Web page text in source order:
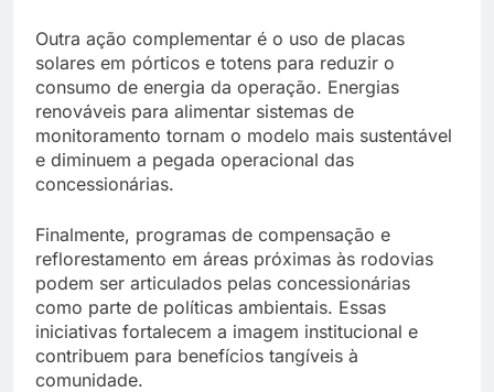
Outra ação complementar é o uso de placas
solares em pórticos e totens para reduzir o
consumo de energia da operação. Energias
renováveis para alimentar sistemas de
monitoramento tornam o modelo mais sustentável
e diminuem a pegada operacional das
concessionárias.
Finalmente, programas de compensação e
reflorestamento em áreas próximas às rodovias
podem ser articulados pelas concessionárias
como parte de políticas ambientais. Essas
iniciativas fortalecem a imagem institucional e
contribuem para benefícios tangíveis à
comunidade.